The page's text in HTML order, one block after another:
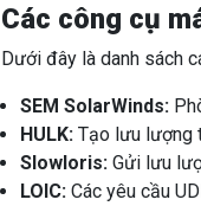
Các công cụ
Dưới đây là danh sách
SEM SolarWinds:
HULK: Tạo lưu lượng
Slowloris: Gửi lưu
LOIC: Các yêu cầu